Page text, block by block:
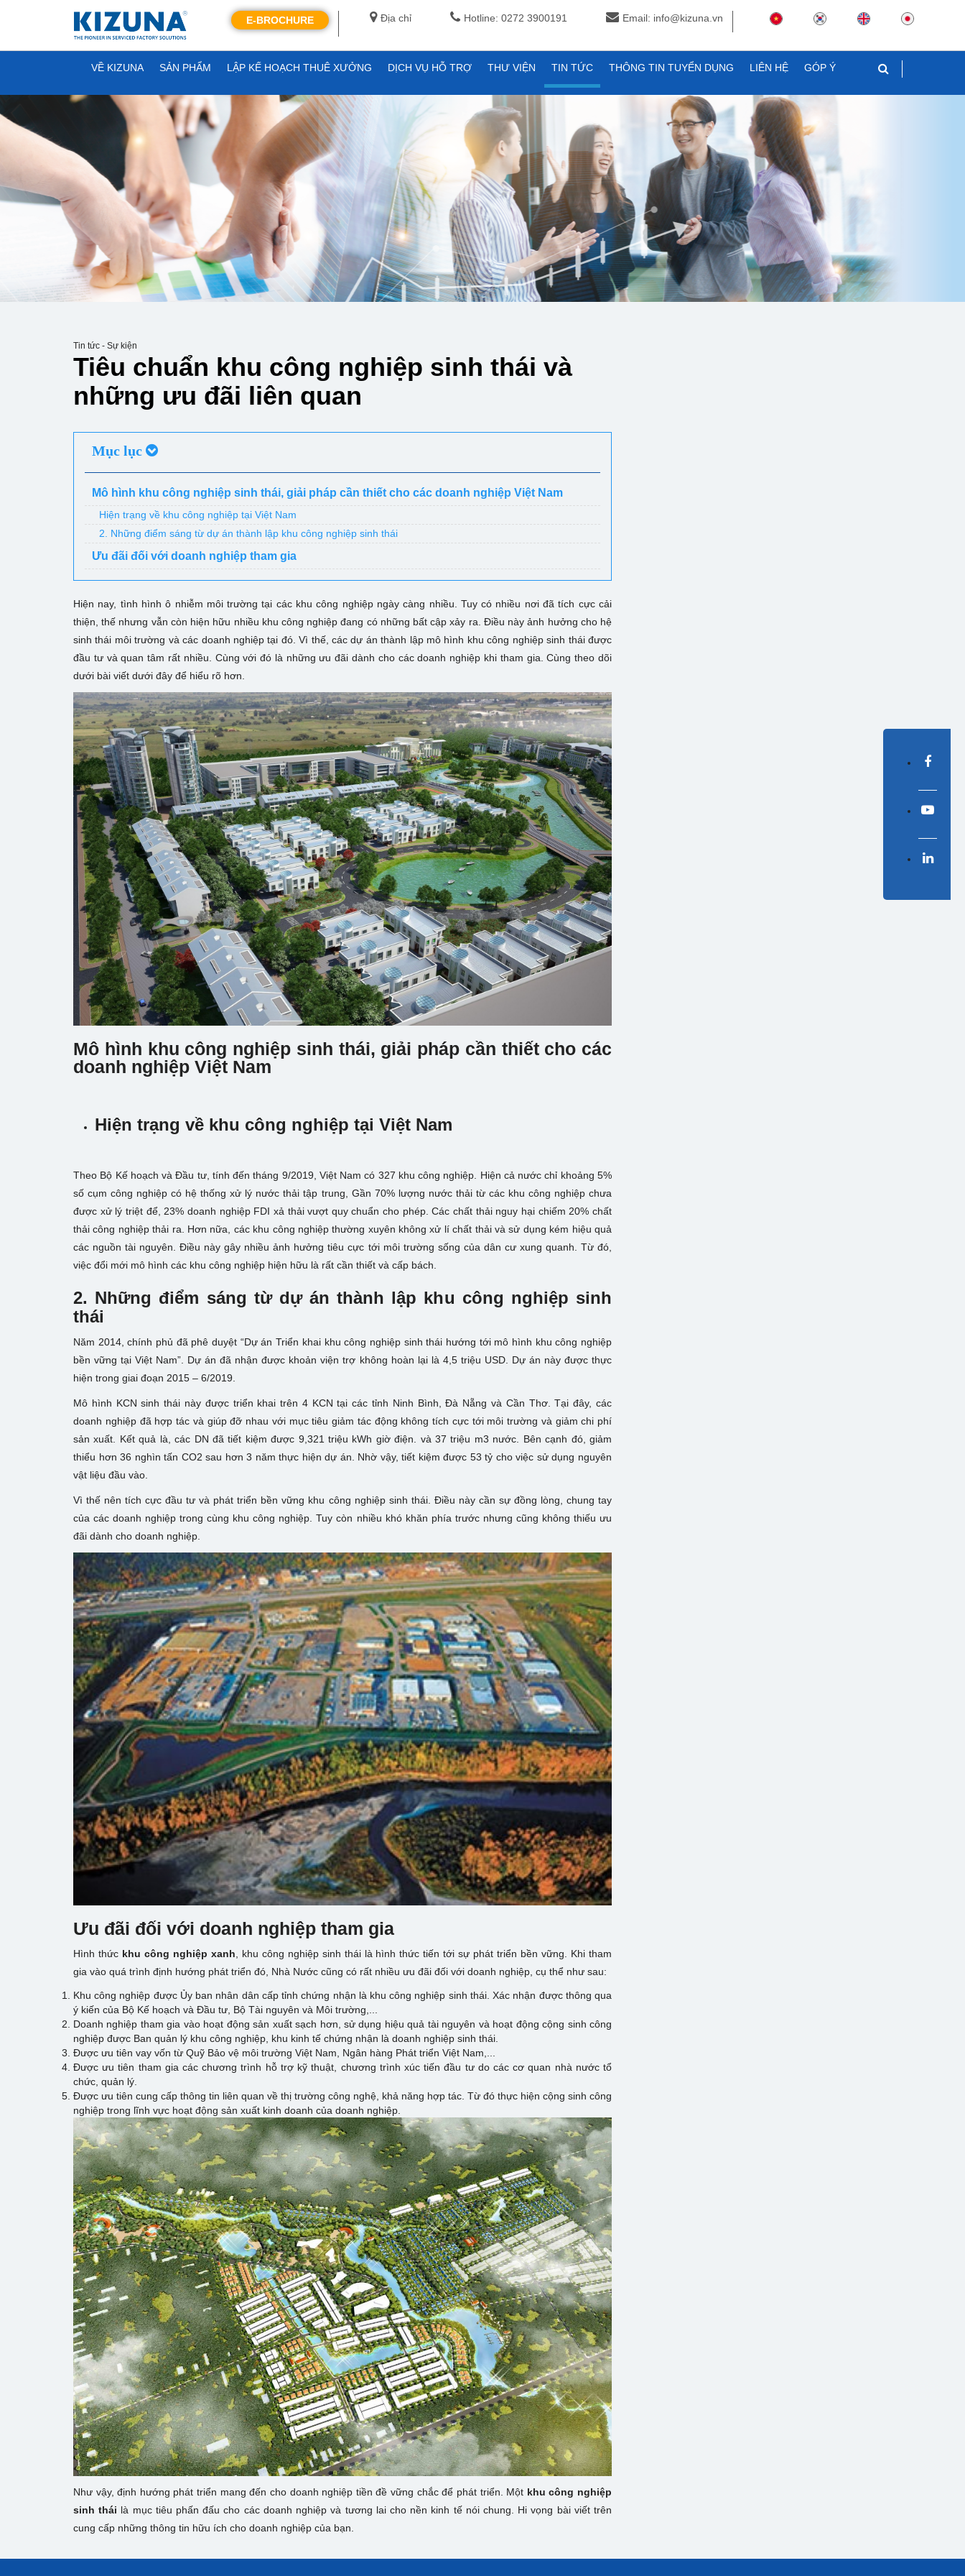
Địa chỉ Hotline: 0272 3900191 Email: info@kizuna.vn
E-BROCHURE
VỀ KIZUNA SẢN PHẨM LẬP KẾ HOẠCH THUÊ XƯỞNG DỊCH VỤ HỖ TRỢ THƯ VIỆN TIN TỨC THÔNG TIN TUYỂN DỤNG LIÊN HỆ GÓP Ý
Tin tức - Sự kiện
Tiêu chuẩn khu công nghiệp sinh thái và
những ưu đãi liên quan
Mục lục
Mô hình khu công nghiệp sinh thái, giải pháp cần thiết cho các doanh nghiệp Việt Nam
Hiện trạng về khu công nghiệp tại Việt Nam
2. Những điểm sáng từ dự án thành lập khu công nghiệp sinh thái
Ưu đãi đối với doanh nghiệp tham gia
Hiện nay, tình hình ô nhiễm môi trường tại các khu công nghiệp ngày càng nhiều. Tuy có nhiều nơi đã tích cực cải
thiện, thế nhưng vẫn còn hiện hữu nhiều khu công nghiệp đang có những bất cập xảy ra. Điều này ảnh hưởng cho hệ
sinh thái môi trường và các doanh nghiệp tại đó. Vì thế, các dự án thành lập mô hình khu công nghiệp sinh thái được
đầu tư và quan tâm rất nhiều. Cùng với đó là những ưu đãi dành cho các doanh nghiệp khi tham gia. Cùng theo dõi
dưới bài viết dưới đây để hiểu rõ hơn.
Mô hình khu công nghiệp sinh thái, giải pháp cần thiết cho các
doanh nghiệp Việt Nam
Hiện trạng về khu công nghiệp tại Việt Nam
Theo Bộ Kế hoạch và Đầu tư, tính đến tháng 9/2019, Việt Nam có 327 khu công nghiệp. Hiện cả nước chỉ khoảng 5%
số cụm công nghiệp có hệ thống xử lý nước thải tập trung, Gần 70% lượng nước thải từ các khu công nghiệp chưa
được xử lý triệt để, 23% doanh nghiệp FDI xả thải vượt quy chuẩn cho phép. Các chất thải nguy hại chiếm 20% chất
thải công nghiệp thải ra. Hơn nữa, các khu công nghiệp thường xuyên không xử lí chất thải và sử dụng kém hiệu quả
các nguồn tài nguyên. Điều này gây nhiều ảnh hưởng tiêu cực tới môi trường sống của dân cư xung quanh. Từ đó,
việc đổi mới mô hình các khu công nghiệp hiện hữu là rất cần thiết và cấp bách.
2. Những điểm sáng từ dự án thành lập khu công nghiệp sinh
thái
Năm 2014, chính phủ đã phê duyệt “Dự án Triển khai khu công nghiệp sinh thái hướng tới mô hình khu công nghiệp
bền vững tại Việt Nam”. Dự án đã nhận được khoản viện trợ không hoàn lại là 4,5 triệu USD. Dự án này được thực
hiện trong giai đoạn 2015 – 6/2019.
Mô hình KCN sinh thái này được triển khai trên 4 KCN tại các tỉnh Ninh Bình, Đà Nẵng và Cần Thơ. Tại đây, các
doanh nghiệp đã hợp tác và giúp đỡ nhau với mục tiêu giảm tác động không tích cực tới môi trường và giảm chi phí
sản xuất. Kết quả là, các DN đã tiết kiệm được 9,321 triệu kWh giờ điện. và 37 triệu m3 nước. Bên cạnh đó, giảm
thiểu hơn 36 nghìn tấn CO2 sau hơn 3 năm thực hiện dự án. Nhờ vậy, tiết kiệm được 53 tỷ cho việc sử dụng nguyên
vật liệu đầu vào.
Vì thế nên tích cực đầu tư và phát triển bền vững khu công nghiệp sinh thái. Điều này cần sự đồng lòng, chung tay
của các doanh nghiệp trong cùng khu công nghiệp. Tuy còn nhiều khó khăn phía trước nhưng cũng không thiếu ưu
đãi dành cho doanh nghiệp.
Ưu đãi đối với doanh nghiệp tham gia
Hình thức khu công nghiệp xanh , khu công nghiệp sinh thái là hình thức tiến tới sự phát triển bền vững. Khi tham
gia vào quá trình định hướng phát triển đó, Nhà Nước cũng có rất nhiều ưu đãi đối với doanh nghiệp, cụ thể như sau:
Khu công nghiệp được Ủy ban nhân dân cấp tỉnh chứng nhận là khu công nghiệp sinh thái. Xác nhận được thông qua
ý kiến của Bộ Kế hoạch và Đầu tư, Bộ Tài nguyên và Môi trường,...
Doanh nghiệp tham gia vào hoạt động sản xuất sạch hơn, sử dụng hiệu quả tài nguyên và hoạt động cộng sinh công
nghiệp được Ban quản lý khu công nghiệp, khu kinh tế chứng nhận là doanh nghiệp sinh thái.
Được ưu tiên vay vốn từ Quỹ Bảo vệ môi trường Việt Nam, Ngân hàng Phát triển Việt Nam,...
Được ưu tiên tham gia các chương trình hỗ trợ kỹ thuật, chương trình xúc tiến đầu tư do các cơ quan nhà nước tổ
chức, quản lý.
Được ưu tiên cung cấp thông tin liên quan về thị trường công nghệ, khả năng hợp tác. Từ đó thực hiện cộng sinh công
nghiệp trong lĩnh vực hoạt động sản xuất kinh doanh của doanh nghiệp.
Như vậy, định hướng phát triển mang đến cho doanh nghiệp tiền đề vững chắc để phát triển. Một khu công nghiệp
sinh thái là mục tiêu phấn đấu cho các doanh nghiệp và tương lai cho nền kinh tế nói chung. Hi vọng bài viết trên
cung cấp những thông tin hữu ích cho doanh nghiệp của bạn.